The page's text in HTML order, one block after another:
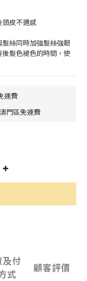
皮不適感
絲同時加強髮絲強韌
髮色褪色的時間，使
運費
門區免運費
及付
式
顧客評價